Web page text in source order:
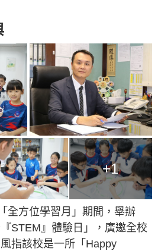
+1
全方位學習月」期間，舉辦
STEM』體驗日」，廣邀全校
指該校是一所「Happy